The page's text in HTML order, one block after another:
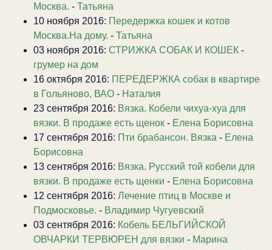
Москва. - Татьяна
10 ноября 2016: Передержка кошек и котов
Москва.На дому. - Татьяна
03 ноября 2016: СТРИЖКА СОБАК И КОШЕК -
грумер на дом
16 октября 2016: ПЕРЕДЕРЖКА собак в квартире
в Гольяново, ВАО - Наталия
23 сентября 2016: Вязка. Кобели чихуа-хуа для
вязки. В продаже есть щенок - Елена Борисовна
17 сентября 2016: Пти брабансон. Вязка - Елена
Борисовна
13 сентября 2016: Вязка. Русский той кобели для
вязки. В продаже есть щенки - Елена Борисовна
12 сентября 2016: Лечение птиц в Москве и
Подмосковье. - Владимир Чугуевский
03 сентября 2016: Кобель БЕЛЬГИЙСКОЙ
ОВЧАРКИ ТЕРВЮРЕН для вязки - Марина